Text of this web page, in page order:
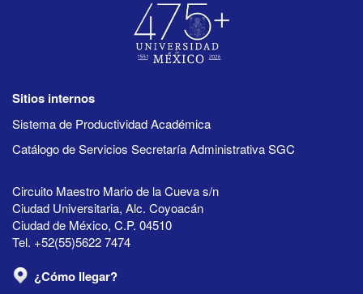
Sitios internos
Sistema de Productividad Académica
Catálogo de Servicios Secretaría Administrativa SGC
Circuito Maestro Mario de la Cueva s/n
Ciudad Universitaria, Alc. Coyoacán
Ciudad de México, C.P. 04510
Tel. +52(55)5622 7474
¿Cómo llegar?